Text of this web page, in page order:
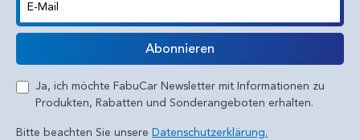
E-Mail
Abonnieren
Ja, ich möchte FabuCar Newsletter mit Informationen zu
Produkten, Rabatten und Sonderangeboten erhalten.
Bitte beachten Sie unsere Datenschutzerklärung.